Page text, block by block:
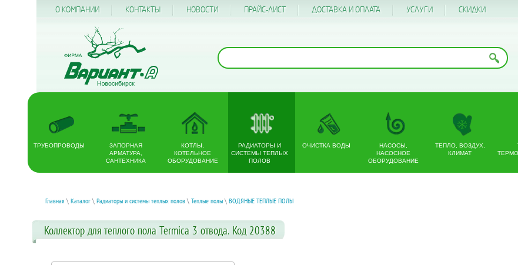
О КОМПАНИИ КОНТАКТЫ НОВОСТИ ПРАЙС-ЛИСТ ДОСТАВКА И ОПЛАТА УСЛУГИ CКИДКИ
ТРУБОПРОВОДЫ
ЗАПОРНАЯ
АРМАТУРА,
САНТЕХНИКА
КОТЛЫ,
КОТЕЛЬНОЕ
ОБОРУДОВАНИЕ
РАДИАТОРЫ И
СИСТЕМЫ ТЕПЛЫХ
ПОЛОВ
ОЧИСТКА ВОДЫ
НАСОСЫ,
НАСОСНОЕ
ОБОРУДОВАНИЕ
ТЕПЛО, ВОЗДУХ,
КЛИМАТ
Главная \ Каталог \ Радиаторы и системы теплых полов \ Теплые полы \ ВОДЯНЫЕ ТЕПЛЫЕ ПОЛЫ
Коллектор для теплого пола Termica 3 отвода. Код 20388